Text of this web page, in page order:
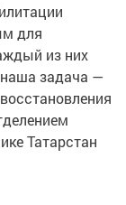
для
из них
задача —
Татарстан